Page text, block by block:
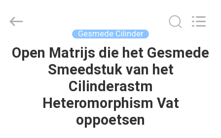
HUIS
PRODUCTEN
ENERGY
EQUIPMENT
Rights
Reserved.
Gesmede Cilinder
Open Matrijs die het Gesmede
Smeedstuk van het
Cilinderastm
Heteromorphism Vat
oppoetsen